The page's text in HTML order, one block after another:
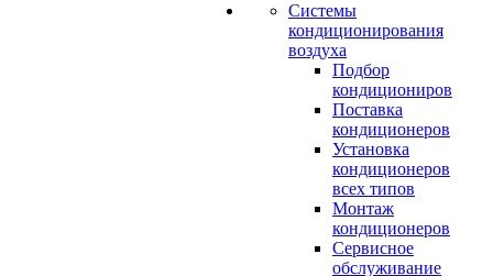
Системы
кондиционирования
воздуха
Подбор
кондициониров
Поставка
кондиционеров
Установка
кондиционеров
всех типов
Монтаж
кондиционеров
Сервисное
обслуживание